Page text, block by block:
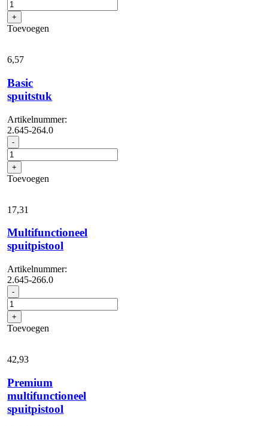
1/2"
20
m
+
Toevoegen
6,57
Basic
spuitstuk
Artikelnummer:
2.645-264.0
- Basic
spuitstuk
aantal
+
Toevoegen
17,31
Multifunctioneel
spuitpistool
Artikelnummer:
2.645-266.0
- Multifunctioneel
spuitpistool
aantal
+
Toevoegen
42,93
Premium
multifunctioneel
spuitpistool